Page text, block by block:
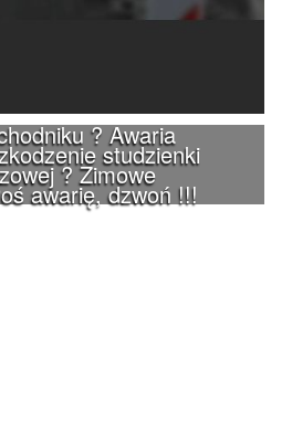
? Awaria
studzienki
? Zimowe
awarię, dzwoń !!!